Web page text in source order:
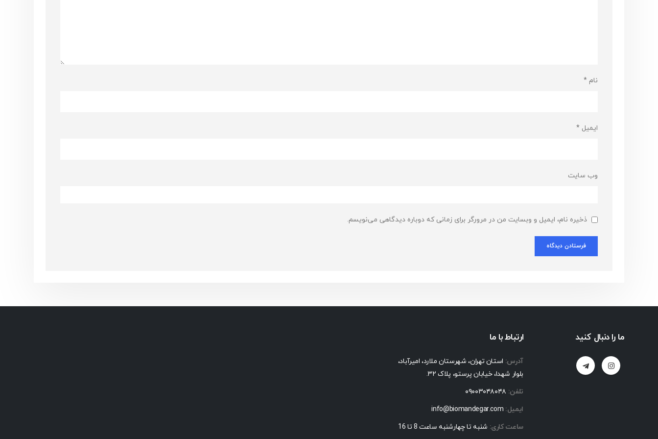
نام *
ایمیل *
وب‌ سایت
ذخیره نام، ایمیل و وبسایت من در مرورگر برای زمانی که دوباره دیدگاهی می‌نویسم.
ما را دنبال کنید ارتباط با ما
آدرس: استان تهران، شهرستان ملارد، امیرآباد،
بلوار شهدا، خیابان پرستو، پلاک ۳۲.
تلفن: ۰۹۰۰۳۰۴۸۰۴۸
ایمیل: info@biomandegar.com
ساعت کاری: شنبه تا چهارشنبه ساعت 8 تا 16